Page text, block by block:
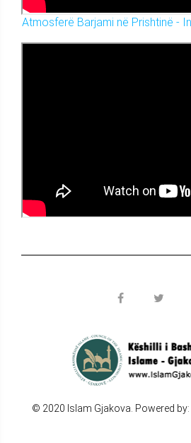
Atmosferë Barjami në Prishtinë -
© 2020 Islam Gjakova. Powered by: